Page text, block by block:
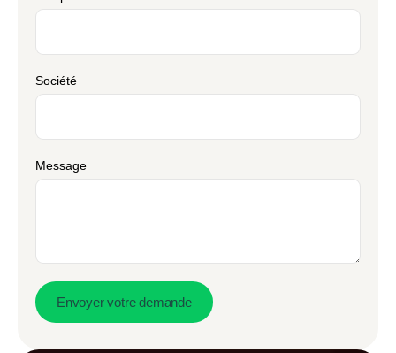
Société
Message
Envoyer votre demande